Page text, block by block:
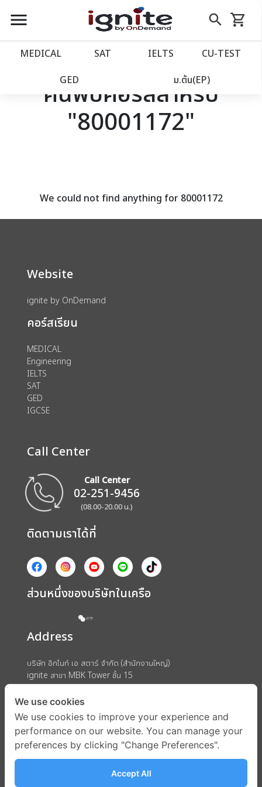
close
account_balance หน้าแรก
เว็บไซต์อิกไนท์
โปรโมชั่น
assignment ลงทะเบียน
menu search
Skip
to
shopping_cart
รถเข็น
MEDICAL SAT IELTS CU‑TEST
GED ม.ต้น(EP)
ค้นพบคอร์สสำหรับ
"80001172"
We could not find anything for 80001172
Website
ignite by OnDemand
คอร์สเรียน
MEDICAL
Engineering
IELTS
SAT
GED
IGCSE
Call Center
Call Center
02-251-9456
(08.00-20.00 น.)
ติดตามเราได้ที่
ส่วนหนึ่งของบริษัทในเครือ
Address
บริษัท อิกไนท์ เอ สตาร์ จำกัด (สำนักงานใหญ่)
ignite สาขา MBK Tower ชั้น 15
ถนนพญาไท แขวงวังใหม่ เขตปทุมวัน กรุงเทพมหานคร 10330
We use cookies
We use cookies to improve your experience and
performance on our website. You can manage your
preferences by clicking "Change Preferences".
Accept All